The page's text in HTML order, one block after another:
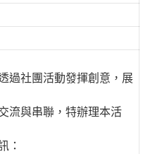
過社團活動發揮創意，展
流與串聯，特辦理本活
：